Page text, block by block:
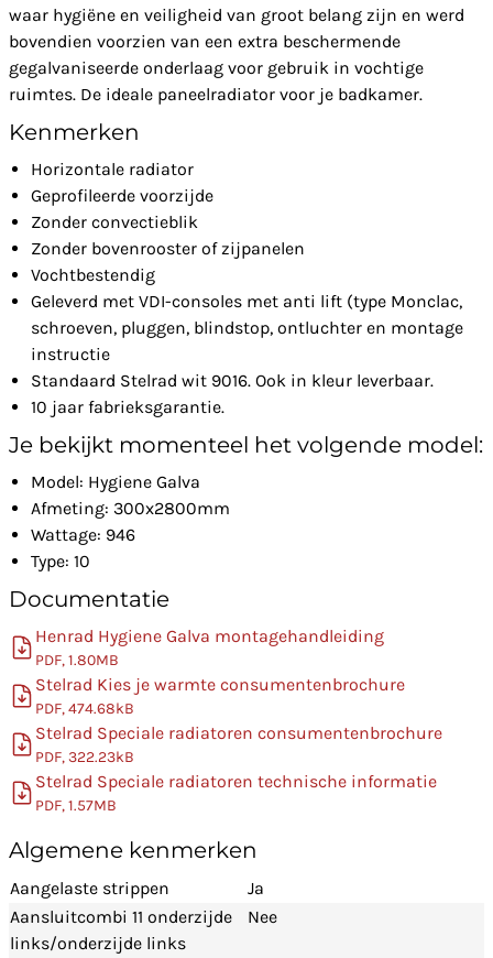
waar hygiëne en veiligheid van groot belang zijn en werd
bovendien voorzien van een extra beschermende
gegalvaniseerde onderlaag voor gebruik in vochtige
ruimtes. De ideale paneelradiator voor je badkamer.
Kenmerken
Horizontale radiator
Geprofileerde voorzijde
Zonder convectieblik
Zonder bovenrooster of zijpanelen
Vochtbestendig
Geleverd met VDI-consoles met anti lift (type Monclac,
schroeven, pluggen, blindstop, ontluchter en montage
instructie
Standaard Stelrad wit 9016. Ook in kleur leverbaar.
10 jaar fabrieksgarantie.
Je bekijkt momenteel het volgende model:
Model: Hygiene Galva
Afmeting: 300x2800mm
Wattage: 946
Type: 10
Documentatie
Henrad Hygiene Galva montagehandleiding
PDF, 1.80MB
Stelrad Kies je warmte consumentenbrochure
PDF, 474.68kB
Stelrad Speciale radiatoren consumentenbrochure
PDF, 322.23kB
Stelrad Speciale radiatoren technische informatie
PDF, 1.57MB
Algemene kenmerken
Aangelaste strippen
Ja
Aansluitcombi 11 onderzijde
links/onderzijde links
Nee